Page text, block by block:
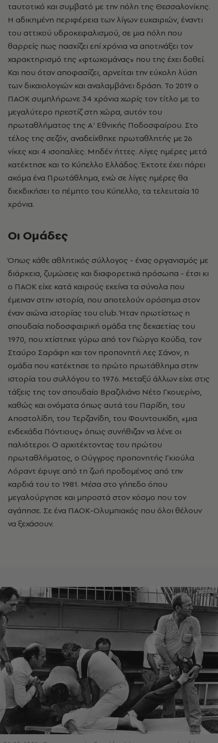
ταυτοτικό και συμβατό με την πόλη της Θεσσαλονίκης.
Η αδικημένη περιφέρεια των λίγων ευκαιριών, έναντι
του αττικού υδροκεφαλισμού, σε μια πόλη που
θαρρείς πως πασχίζει επί χρόνια να αποτινάξει τον
χαρακτηρισμό της «φτωχομάνας» που της έχει δοθεί.
Και που όταν αποφασίζει, αρνείται την εύκολη λύση
των δικαιολογιών και αναλαμβάνει δράση. Το 2019 ο
ΠΑΟΚ συμπλήρωνε 34 χρόνια χωρίς τον τίτλο με το
μεγαλύτερο πρεστίζ στη χώρα, αυτόν του
πρωταθλήματος της Α' Εθνικής Ποδοσφαίρου. Στο
τέλος της σεζόν, αναδείχθηκε πρωταθλητής με 26
νίκες και 4 ισοπαλίες. Μηδέν ήττες. Λίγες ημέρες μετά
κατέκτησε και το Κύπελλο Ελλάδος. Έκτοτε έχει πάρει
ακόμα ένα Πρωτάθλημα, ενώ σε λίγες ημέρες θα
διεκδικήσει το πέμπτο του Κύπελλο, τα τελευταία 10
χρόνια.
Οι Ομάδες
Όπως κάθε αθλητικός σύλλογος - ένας οργανισμός με
διάρκεια, ζυμώσεις και διαφορετικά πρόσωπα - έτσι κι
ο ΠΑΟΚ είχε κατά καιρούς εκείνα τα σύνολα που
έμειναν στην ιστορία, που αποτελούν ορόσημα στον
έναν αιώνα ιστορίας του club. Ήταν πρωτίστως η
σπουδαία ποδοσφαιρική ομάδα της δεκαετίας του
1970, που χτίστηκε γύρω από τον Γιώργο Κούδα, τον
Σταύρο Σαράφη και τον προπονητή Λες Σάνον, η
ομάδα που κατέκτησε το πρώτο πρωτάθλημα στην
ιστορία του συλλόγου το 1976. Μεταξύ άλλων είχε στις
τάξεις της τον σπουδαίο Βραζιλιάνο Νέτο Γκουερίνο,
καθώς και ονόματα όπως αυτά του Παρίδη, του
Αποστολίδη, του Τερζανίδη, του Φουντουκίδη, «μια
ενδεκάδα Πόντιους» όπως συνήθιζαν να λένε οι
παλιότεροι. Ο αρχιτέκτοντας του πρώτου
πρωταθλήματος, ο Ούγγρος προπονητής Γκιούλα
Λόραντ έφυγε από τη ζωή προδομένος από την
καρδιά του το 1981. Μέσα στο γήπεδο όπου
μεγαλούργησε και μπροστά στον κόσμο που τον
αγάπησε. Σε ένα ΠΑΟΚ-Ολυμπιακός που όλοι θέλουν
να ξεχάσουν.